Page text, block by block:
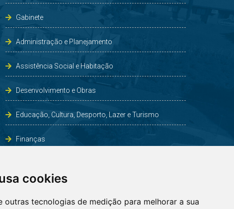
cookies
outras tecnologias de medição para melhorar a sua
Gabinete
Administração e Planejamento
Assistência Social e Habitação
Desenvolvimento e Obras
Educação, Cultura, Desporto, Lazer e Turismo
Finanças